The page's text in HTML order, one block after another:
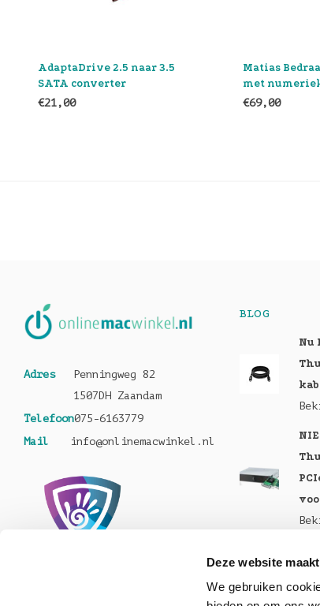
Deze website
We gebruiken
Matias Bedraad Toetsenbord
met numeriek gedeelte
€69,00
SATA
€21,00
Adres
Penningweg 82
1507DH Zaandam
Telefoon075-6163779
Mail
info@onlinemacwinkel.nl
BLOG
Nu
Pro